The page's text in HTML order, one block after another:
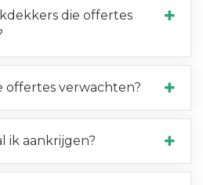
die offertes
offertes verwachten?
ik aankrijgen?